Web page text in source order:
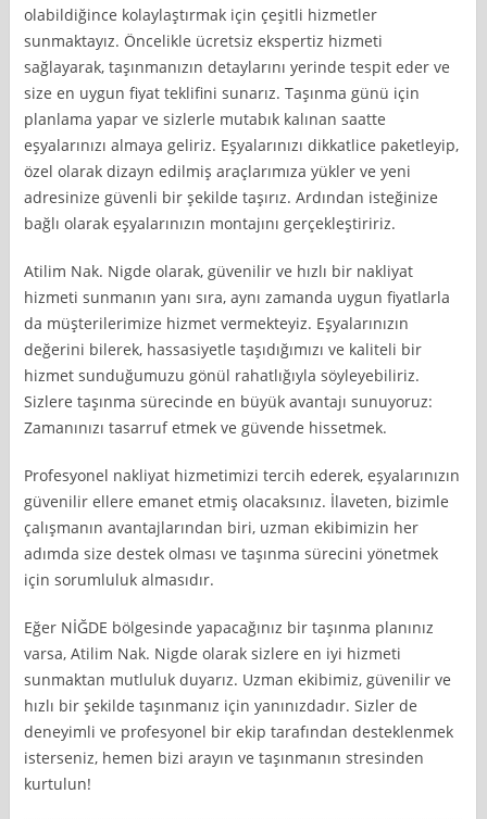
olabildiğince kolaylaştırmak için çeşitli hizmetler
sunmaktayız. Öncelikle ücretsiz ekspertiz hizmeti
sağlayarak, taşınmanızın detaylarını yerinde tespit eder ve
size en uygun fiyat teklifini sunarız. Taşınma günü için
planlama yapar ve sizlerle mutabık kalınan saatte
eşyalarınızı almaya geliriz. Eşyalarınızı dikkatlice paketleyip,
özel olarak dizayn edilmiş araçlarımıza yükler ve yeni
adresinize güvenli bir şekilde taşırız. Ardından isteğinize
bağlı olarak eşyalarınızın montajını gerçekleştiririz.
Atilim Nak. Nigde olarak, güvenilir ve hızlı bir nakliyat
hizmeti sunmanın yanı sıra, aynı zamanda uygun fiyatlarla
da müşterilerimize hizmet vermekteyiz. Eşyalarınızın
değerini bilerek, hassasiyetle taşıdığımızı ve kaliteli bir
hizmet sunduğumuzu gönül rahatlığıyla söyleyebiliriz.
Sizlere taşınma sürecinde en büyük avantajı sunuyoruz:
Zamanınızı tasarruf etmek ve güvende hissetmek.
Profesyonel nakliyat hizmetimizi tercih ederek, eşyalarınızın
güvenilir ellere emanet etmiş olacaksınız. İlaveten, bizimle
çalışmanın avantajlarından biri, uzman ekibimizin her
adımda size destek olması ve taşınma sürecini yönetmek
için sorumluluk almasıdır.
Eğer NİĞDE bölgesinde yapacağınız bir taşınma planınız
varsa, Atilim Nak. Nigde olarak sizlere en iyi hizmeti
sunmaktan mutluluk duyarız. Uzman ekibimiz, güvenilir ve
hızlı bir şekilde taşınmanız için yanınızdadır. Sizler de
deneyimli ve profesyonel bir ekip tarafından desteklenmek
isterseniz, hemen bizi arayın ve taşınmanın stresinden
kurtulun!